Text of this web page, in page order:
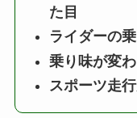
た目
ライダーの
乗り味が変
スポーツ走